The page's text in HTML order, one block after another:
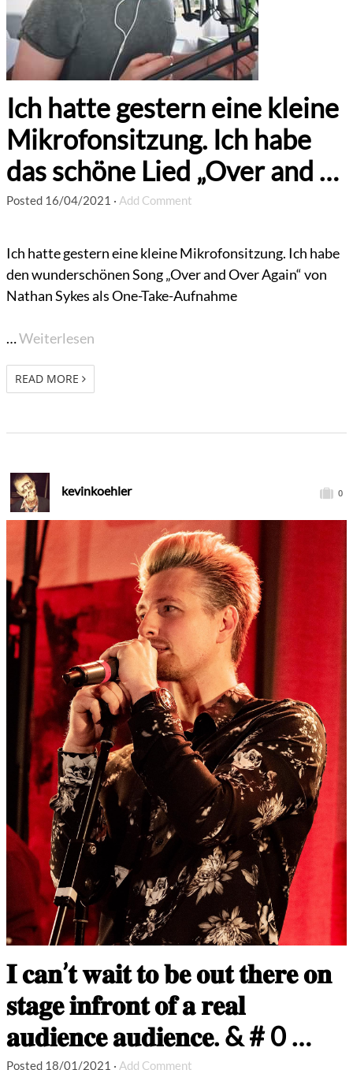
Ich hatte gestern eine kleine
Mikrofonsitzung. Ich habe
das schöne Lied „Over and …
Posted 16/04/2021 · Add Comment
Ich hatte gestern eine kleine Mikrofonsitzung. Ich habe
den wunderschönen Song „Over and Over Again“ von
Nathan Sykes als One-Take-Aufnahme
…Weiterlesen
READ MORE
kevinkoehler 0
𝐈 𝐜𝐚𝐧’𝐭 𝐰𝐚𝐢𝐭 𝐭𝐨 𝐛𝐞 𝐨𝐮𝐭 𝐭𝐡𝐞𝐫𝐞 𝐨𝐧
𝐬𝐭𝐚𝐠𝐞 𝐢𝐧𝐟𝐫𝐨𝐧𝐭 𝐨𝐟 𝐚 𝐫𝐞𝐚𝐥
𝐚𝐮𝐝𝐢𝐞𝐧𝐜𝐞 𝐚𝐮𝐝𝐢𝐞𝐧𝐜𝐞. & # 0 …
Posted 18/01/2021 · Add Comment